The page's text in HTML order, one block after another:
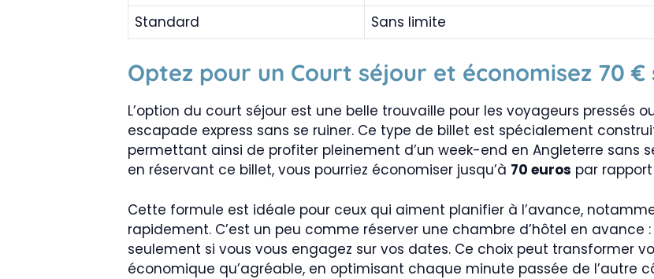
Standard
Sans limite
Optez pour un Court séjour et économisez 70
L’option du court séjour est une belle trouvaille pour les voyageurs pressés
escapade express sans se ruiner. Ce type de billet est spécialement
permettant ainsi de profiter pleinement d’un week-end en Angleterre sans
en réservant ce billet, vous pourriez économiser jusqu’à 70 euros par
Cette formule est idéale pour ceux qui aiment planifier à l’avance,
rapidement. C’est un peu comme réserver une chambre d’hôtel en
seulement si vous vous engagez sur vos dates. Ce choix peut transformer
économique qu’agréable, en optimisant chaque minute passée de l’autre